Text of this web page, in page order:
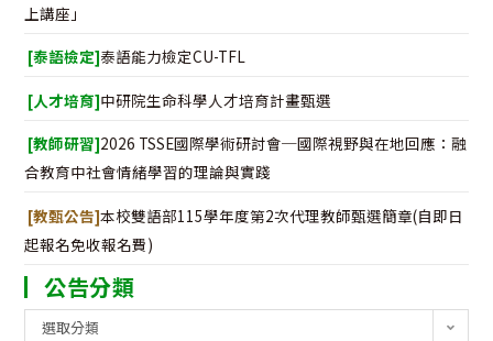
上講座」
[泰語檢定]泰語能力檢定CU-TFL
[人才培育]中研院生命科學人才培育計畫甄選
[教師研習]2026 TSSE國際學術研討會─國際視野與在地回應：融
合教育中社會情緒學習的理論與實踐
[教甄公告]本校雙語部115學年度第2次代理教師甄選簡章(自即日
起報名免收報名費)
公告分類
選取分類